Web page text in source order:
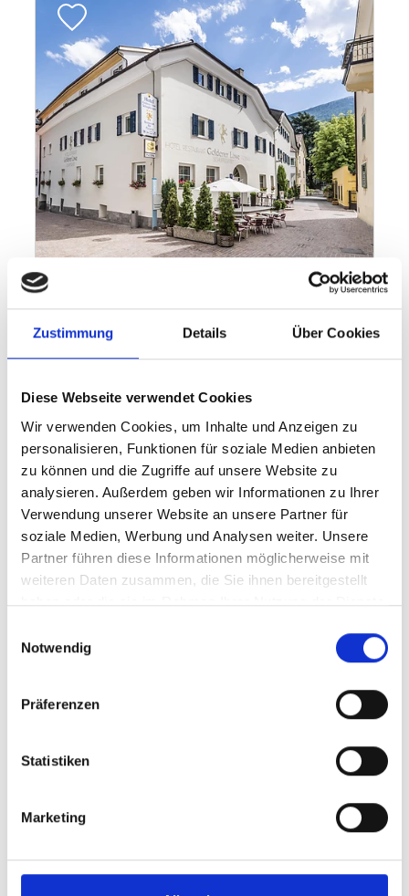
Zustimmung Details Über Cookies
Diese Webseite verwendet Cookies
Wir verwenden Cookies, um Inhalte und Anzeigen zu
personalisieren, Funktionen für soziale Medien anbieten
zu können und die Zugriffe auf unsere Website zu
analysieren. Außerdem geben wir Informationen zu Ihrer
Verwendung unserer Website an unsere Partner für
soziale Medien, Werbung und Analysen weiter. Unsere
Partner führen diese Informationen möglicherweise mit
weiteren Daten zusammen, die Sie ihnen bereitgestellt
haben oder die sie im Rahmen Ihrer Nutzung der Dienste
Notwendig
Präferenzen
Statistiken
Marketing